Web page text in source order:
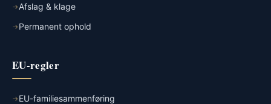
Afslag & klage
Permanent ophold
EU-regler
EU-familiesammenføring